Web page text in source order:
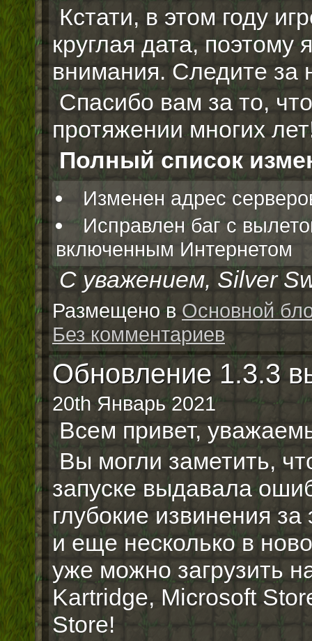
Кстати, в этом году
круглая дата, поэтому
внимания. Следите за
Спасибо вам за то,
протяжении многих
Полный список
Изменен адрес
Исправлен баг с
включенным Интернетом
С уважением, Silver
Размещено в Основной
Без комментариев
Обновление 1.3.3
20th Январь 2021
Всем привет,
Вы могли заметить,
запуске выдавала
глубокие извинения
и еще несколько в
уже можно загрузить
Kartridge, Microsoft
Store!